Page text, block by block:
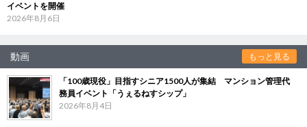
イベントを開催
2026年8月6日
動画 もっと見る
「100歳現役」目指すシニア1500人が集結 マンション管理代
務員イベント「うぇるねすシップ」
2026年8月4日